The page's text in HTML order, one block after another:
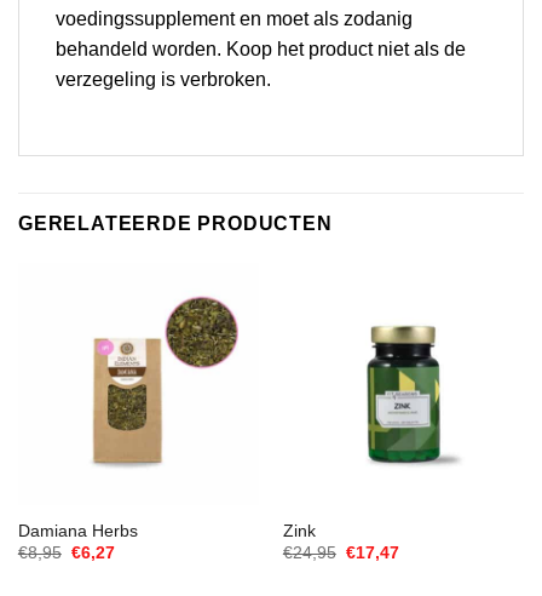
voedingssupplement en moet als zodanig
behandeld worden. Koop het product niet als de
verzegeling is verbroken.
GERELATEERDE PRODUCTEN
Damiana Herbs
€8,95 Oorspronkelijke
€6,27Huidige
Zink
€24,95 Oorspronkelijke
€17,47Huidige